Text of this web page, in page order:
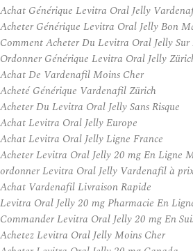
Achat Générique Levitra Oral Jelly
Acheter Générique Levitra Oral Jelly Bon
Comment Acheter Du Levitra Oral Jelly
Ordonner Générique Levitra Oral Jelly
Achat De Vardenafil Moins Cher
Acheté Générique Vardenafil Zürich
Acheter Du Levitra Oral Jelly Sans Risque
Achat Levitra Oral Jelly Europe
Achat Levitra Oral Jelly Ligne France
Acheter Levitra Oral Jelly 20 mg En Ligne
ordonner Levitra Oral Jelly Vardenafil à
Achat Vardenafil Livraison Rapide
Levitra Oral Jelly 20 mg Pharmacie En
Commander Levitra Oral Jelly 20 mg En
Achetez Levitra Oral Jelly Moins Cher